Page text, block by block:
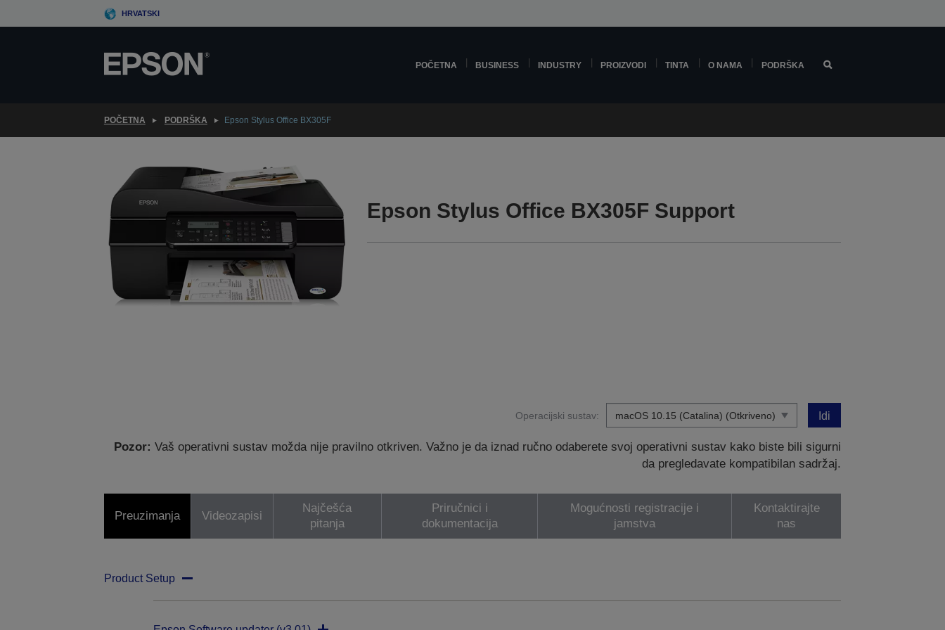
to
HRVATSKI
POČETNA BUSINESS INDUSTRY PROIZVODI TINTA O NAMA PODRŠKA
POČETNA PODRŠKA Epson Stylus Office BX305F
Epson Stylus Office BX305F Support
Operacijski sustav: Idi
Pozor: Vaš operativni sustav možda nije pravilno otkriven. Važno je da iznad ručno odaberete svoj operativni sustav kako biste bili sigurni
da pregledavate kompatibilan sadržaj.
Preuzimanja Videozapisi
Najčešća
pitanja
Priručnici i
dokumentacija
Mogućnosti registracije i
jamstva
Kontaktirajte
nas
Product Setup